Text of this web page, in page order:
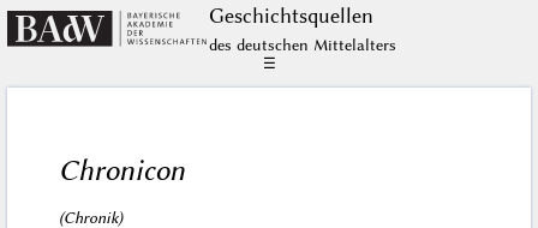
Geschichts­quellen
des deutschen Mittelalters
☰
Chronicon
(Chronik)